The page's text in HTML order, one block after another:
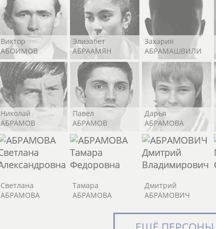
Виктор
АБОИМОВ
Элизабет
АБРААМЯН
Захария
АБРАМАШВИЛИ
Николай
АБРАМОВ
Павел
АБРАМОВ
Дарья
АБРАМОВА
Светлана
АБРАМОВА
Тамара
АБРАМОВА
Дмитрий
АБРАМОВИЧ